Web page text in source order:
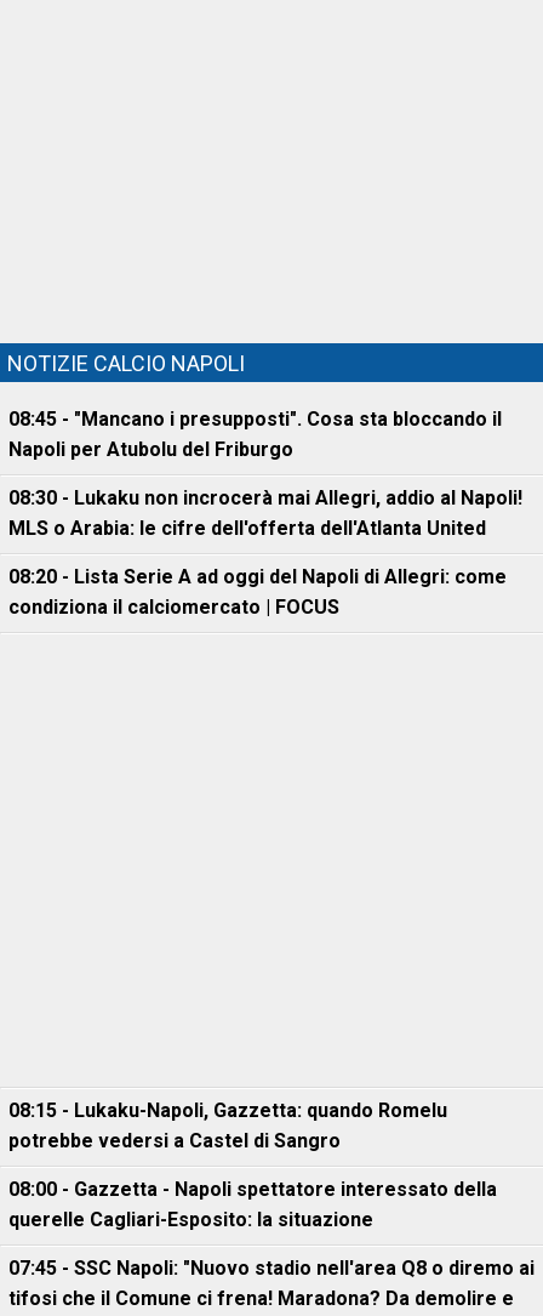
NOTIZIE CALCIO NAPOLI
08:45 - "Mancano i presupposti". Cosa sta bloccando il
Napoli per Atubolu del Friburgo
08:30 - Lukaku non incrocerà mai Allegri, addio al Napoli!
MLS o Arabia: le cifre dell'offerta dell'Atlanta United
08:20 - Lista Serie A ad oggi del Napoli di Allegri: come
condiziona il calciomercato | FOCUS
08:15 - Lukaku-Napoli, Gazzetta: quando Romelu
potrebbe vedersi a Castel di Sangro
08:00 - Gazzetta - Napoli spettatore interessato della
querelle Cagliari-Esposito: la situazione
07:45 - SSC Napoli: "Nuovo stadio nell'area Q8 o diremo ai
tifosi che il Comune ci frena! Maradona? Da demolire e